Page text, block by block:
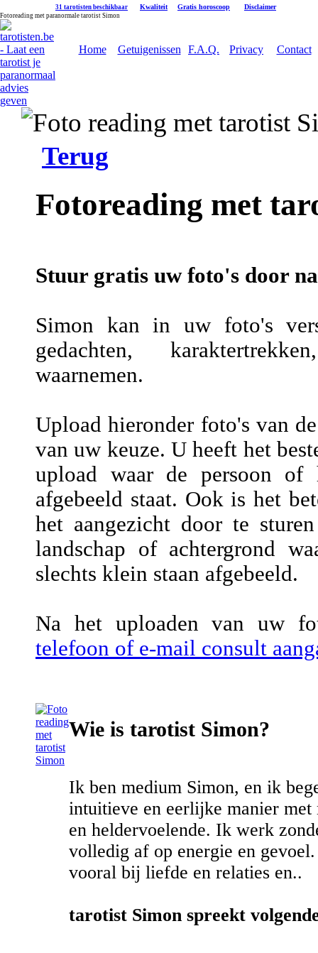
31 tarotisten beschikbaar Kwaliteit Gratis horoscoop Disclaimer
Fotoreading met paranormale tarotist Simon
Home Getuigenissen F.A.Q. Privacy Contact
Terug
Fotoreading met
Stuur gratis uw foto's door
Simon kan in uw foto's
gedachten,
waarnemen.
Upload hieronder foto's van
van uw keuze. U heeft het
upload waar de persoon of
afgebeeld staat. Ook is het
het aangezicht door te
landschap of achtergrond
slechts klein staan afgebeeld.
Na het uploaden van uw
telefoon of e-mail consult
Wie is tarotist Simon?
Ik ben medium Simon, en ik
intuitieve en eerlijke manier
en heldervoelende. Ik werk
volledig af op energie en
vooral bij liefde en relaties en..
tarotist Simon spreekt